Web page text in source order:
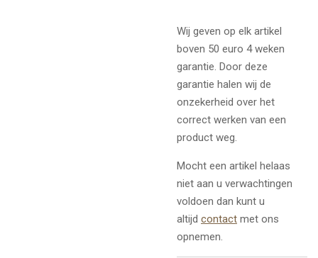
Wij geven op elk artikel
boven 50 euro 4 weken
garantie. Door deze
garantie halen wij de
onzekerheid over het
correct werken van een
product weg.
Mocht een artikel helaas
niet aan u verwachtingen
voldoen dan kunt u
altijd contact met ons
opnemen.